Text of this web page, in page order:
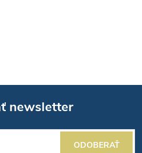
newsletter
ODOBERAŤ